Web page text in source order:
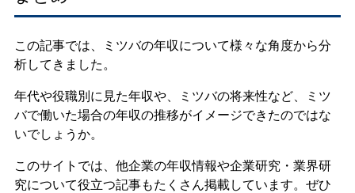
この記事では、ミツバの年収について様々な角度から分
析してきました。
年代や役職別に見た年収や、ミツバの将来性など、ミツ
バで働いた場合の年収の推移がイメージできたのではな
いでしょうか。
このサイトでは、他企業の年収情報や企業研究・業界研
究について役立つ記事もたくさん掲載しています。ぜひ